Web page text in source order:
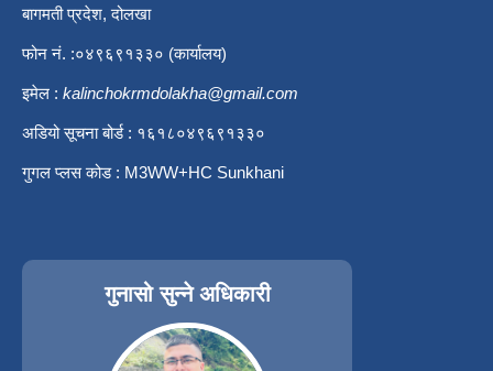
बागमती प्रदेश, दोलखा
फोन नं. :०४९६९१३३० (कार्यालय)
इमेल : kalinchokrmdolakha@gmail.com
अडियो सूचना बोर्ड : १६१८०४९६९१३३०
गुगल प्लस कोड : M3WW+HC Sunkhani
गुनासो सुन्ने अधिकारी